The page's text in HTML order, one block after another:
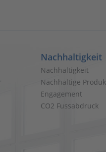
Nachhaltigkeit
Nachhaltigkeit
Nachhaltige
Engagement
CO2 Fussabdruck